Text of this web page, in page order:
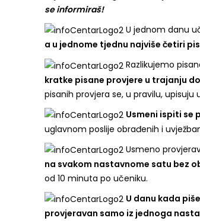
se informiraš!
U jednom danu
a u jednome tjednu najviše četiri
Razlikujemo
kratke pisane provjere u trajanju
pisanih provjera se, u pravilu, upisuju
Usmeni ispiti se
uglavnom poslije obrađenih i
Usmeno
na svakom nastavnome satu bez
od 10 minuta po učeniku.
U danu kada
provjeravan samo iz jednoga